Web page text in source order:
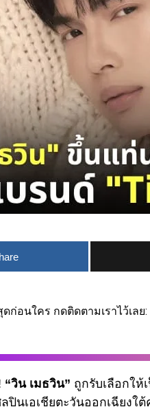
ก่อนใคร กดติดตามเราไว้เลย:
“วิน เมธวิน” ถูกรับเลือกให้
ปินเอเชียตะวันออกเฉียงใ